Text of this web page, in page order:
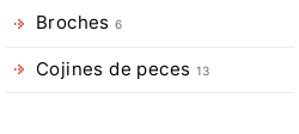
Broches6
Cojines de peces 13